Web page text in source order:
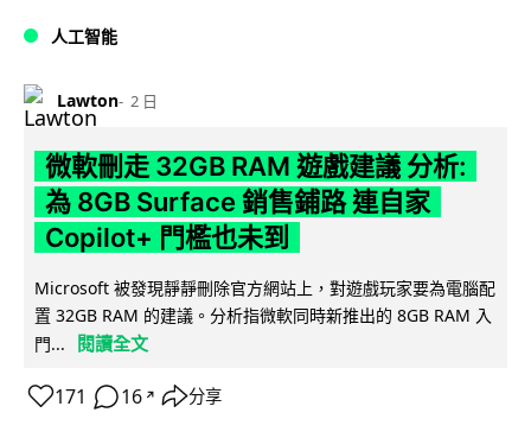
人工智能
Lawton 2 日
微軟刪走 32GB RAM 遊戲建議 分析:
為 8GB Surface 銷售鋪路 連自家
Copilot+ 門檻也未到
Microsoft 被發現靜靜刪除官方網站上，對遊戲玩家要為電腦配
置 32GB RAM 的建議。分析指微軟同時新推出的 8GB RAM 入
門...
閱讀全文
171 16 ↗ 分享